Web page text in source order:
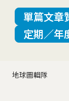
地球圖輯隊
單篇文章
定期／年